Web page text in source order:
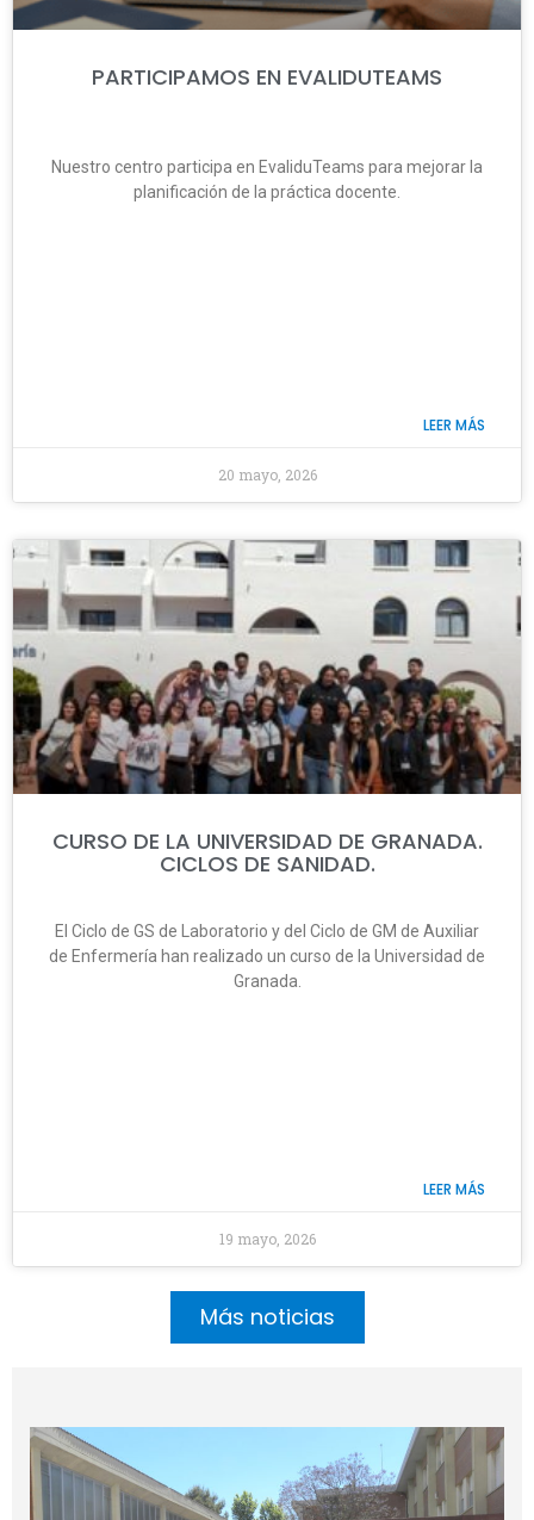
PARTICIPAMOS EN EVALIDUTEAMS
Nuestro centro participa en EvaliduTeams para mejorar la
planificación de la práctica docente.
LEER MÁS
20 mayo, 2026
CURSO DE LA UNIVERSIDAD DE GRANADA.
CICLOS DE SANIDAD.
El Ciclo de GS de Laboratorio y del Ciclo de GM de Auxiliar
de Enfermería han realizado un curso de la Universidad de
Granada.
LEER MÁS
19 mayo, 2026
Más noticias